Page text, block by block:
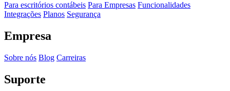
Para escritórios contábeis Para Empresas Funcionalidades
Integrações Planos Segurança
Empresa
Sobre nós Blog Carreiras
Suporte